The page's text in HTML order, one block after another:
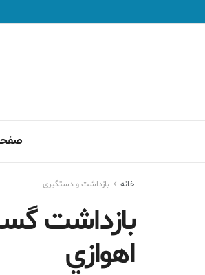
خانه بازداشت و دستگیری
بازداشت
اهوازي